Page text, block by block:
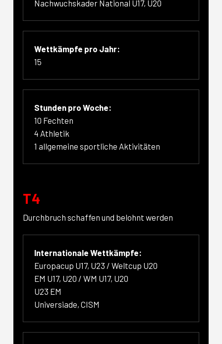
Nachwuchskader National U17, U20
Wettkämpfe pro Jahr:
15
Stunden pro Woche:
10 Fechten
4 Athletik
1 allgemeine sportliche Aktivitäten
T4
Durchbruch schaffen und belohnt werden
Internationale Wettkämpfe:
Europacup U17, U23 / Weltcup U20
EM U17, U20 / WM U17, U20
U23 EM
Universiade, CISM